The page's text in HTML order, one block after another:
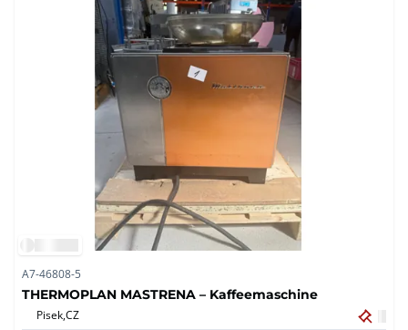
A7-46808-5
THERMOPLAN MASTRENA – Kaffeemaschine
Pisek,CZ